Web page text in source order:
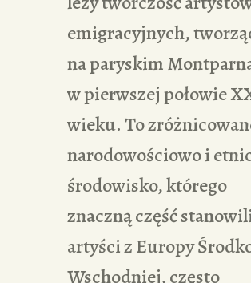
emigracyjnych,
na paryskim
w pierwszej połowie
wieku. To
narodowościowo i
środowisko, którego
znaczną część
artyści z Europy
Wschodniej, często